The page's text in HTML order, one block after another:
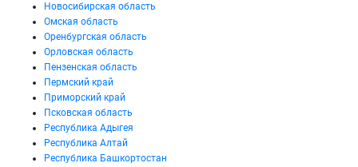
Новосибирская область
Омская область
Оренбургская область
Орловская область
Пензенская область
Пермский край
Приморский край
Псковская область
Республика Адыгея
Республика Алтай
Республика Башкортостан